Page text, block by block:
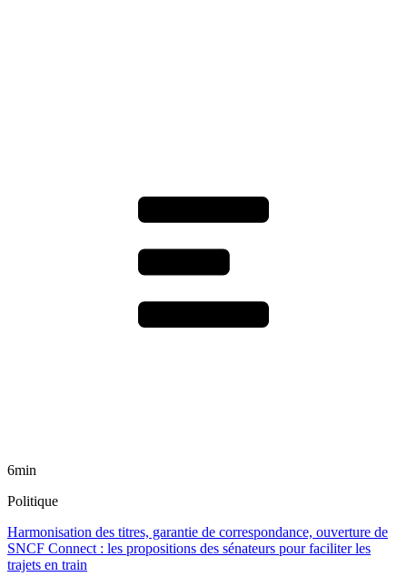
6min
Politique
Harmonisation des titres, garantie de correspondance, ouverture de
SNCF Connect : les propositions des sénateurs pour faciliter les
trajets en train